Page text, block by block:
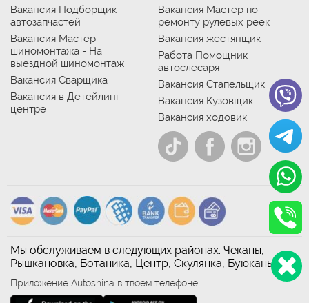
Вакансия Подборщик
автозапчастей
Вакансия Мастер
шиномонтажа - На
выездной шиномонтаж
Вакансия Сварщика
Вакансия в Детейлинг
центре
Вакансия Мастер по
ремонту рулевых реек
Вакансия жестянщик
Работа Помощник
автослесаря
Вакансия Стапельщик
Вакансия Кузовщик
Вакансия ходовик
Мы обслуживаем в следующих районах: Чеканы,
Рышкановка, Ботаника, Центр, Скулянка, Буюканы
Приложение Autoshina в твоем телефоне